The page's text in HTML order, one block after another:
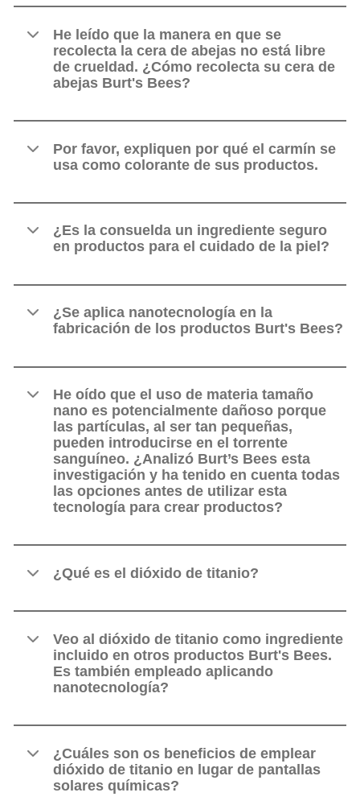
He leído que la manera en que se
recolecta la cera de abejas no está libre
de crueldad. ¿Cómo recolecta su cera de
abejas Burt's Bees?
Por favor, expliquen por qué el carmín se
usa como colorante de sus productos.
¿Es la consuelda un ingrediente seguro
en productos para el cuidado de la piel?
¿Se aplica nanotecnología en la
fabricación de los productos Burt's Bees?
He oído que el uso de materia tamaño
nano es potencialmente dañoso porque
las partículas, al ser tan pequeñas,
pueden introducirse en el torrente
sanguíneo. ¿Analizó Burt’s Bees esta
investigación y ha tenido en cuenta todas
las opciones antes de utilizar esta
tecnología para crear productos?
¿Qué es el dióxido de titanio?
Veo al dióxido de titanio como ingrediente
incluido en otros productos Burt's Bees.
Es también empleado aplicando
nanotecnología?
¿Cuáles son os beneficios de emplear
dióxido de titanio en lugar de pantallas
solares químicas?